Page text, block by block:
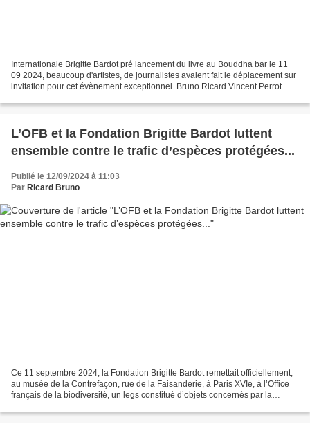
Internationale Brigitte Bardot pré lancement du livre au Bouddha bar le 11
09 2024, beaucoup d'artistes, de journalistes avaient fait le déplacement sur
invitation pour cet évènement exceptionnel. Bruno Ricard Vincent Perrot
L’OFB et la Fondation Brigitte Bardot luttent
ensemble contre le trafic d’espèces protégées...
Publié le 12/09/2024 à 11:03
Par Ricard Bruno
Ce 11 septembre 2024, la Fondation Brigitte Bardot remettait officiellement,
au musée de la Contrefaçon, rue de la Faisanderie, à Paris XVIe, à l’Office
français de la biodiversité, un legs constitué d’objets concernés par la